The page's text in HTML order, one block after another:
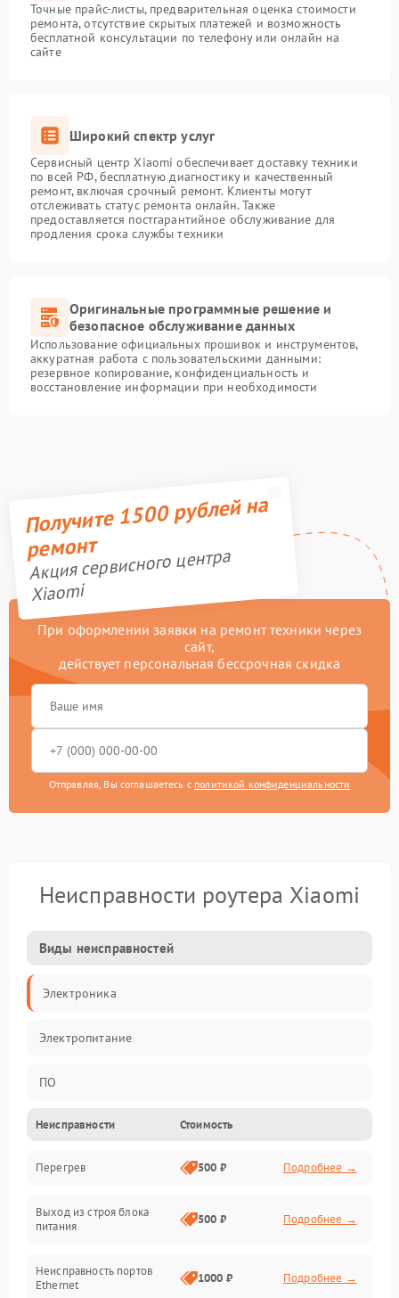
Точные прайс-листы, предварительная оценка стоимости
ремонта, отсутствие скрытых платежей и возможность
бесплатной консультации по телефону или онлайн на
сайте
Широкий спектр услуг
Сервисный центр Xiaomi обеспечивает доставку техники
по всей РФ, бесплатную диагностику и качественный
ремонт, включая срочный ремонт. Клиенты могут
отслеживать статус ремонта онлайн. Также
предоставляется постгарантийное обслуживание для
продления срока службы техники
Оригинальные программные решение и
безопасное обслуживание данных
Использование официальных прошивок и инструментов,
аккуратная работа с пользовательскими данными:
резервное копирование, конфиденциальность и
восстановление информации при необходимости
Получите 1500 рублей на
ремонт
Акция сервисного центра
Xiaomi
При оформлении заявки на ремонт техники через
сайт,
действует персональная бессрочная скидка
Отправляя, Вы соглашаетесь с политикой конфиденциальности
Неисправности роутера Xiaomi
Виды неисправностей
Электроника
Электропитание
ПО
Сеть
Беспроводной модуль
Программное обеспечение
Неисправности Стоимость
Перегрев 500 ₽ Подробнее →
Выход из строя блока
питания
500 ₽ Подробнее →
Неисправность портов
Ethernet
1000 ₽ Подробнее →